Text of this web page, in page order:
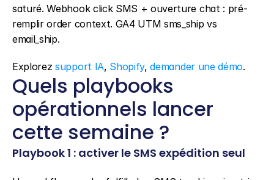
saturé. Webhook click SMS + ouverture chat : pré-
remplir order context. GA4 UTM sms_ship vs
email_ship.
Explorez support IA, Shopify, demander une démo.
Quels playbooks
opérationnels lancer
cette semaine ?
Playbook 1 : activer le SMS expédition seul